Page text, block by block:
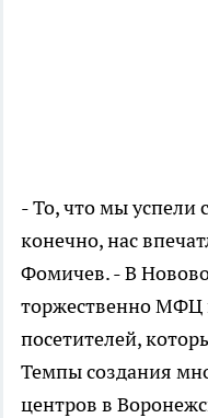
- То, что мы успели
конечно, нас
Фомичев. - В
торжественно МФЦ
посетителей,
Темпы создания
центров в